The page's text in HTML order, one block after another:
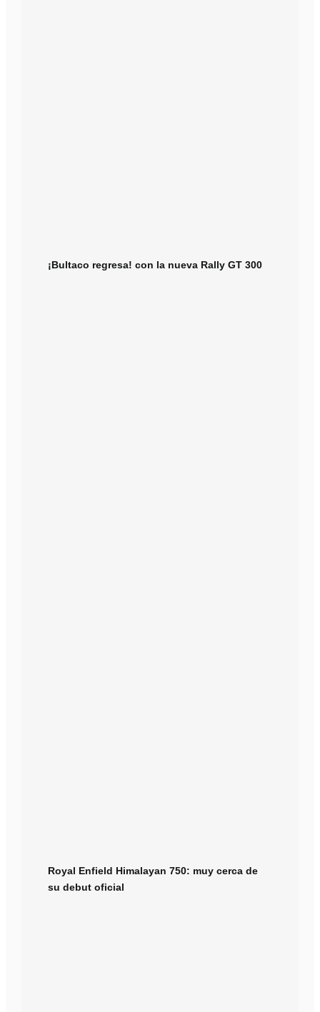
¡Bultaco regresa! con la nueva Rally GT 300
Royal Enfield Himalayan 750: muy cerca de
su debut oficial